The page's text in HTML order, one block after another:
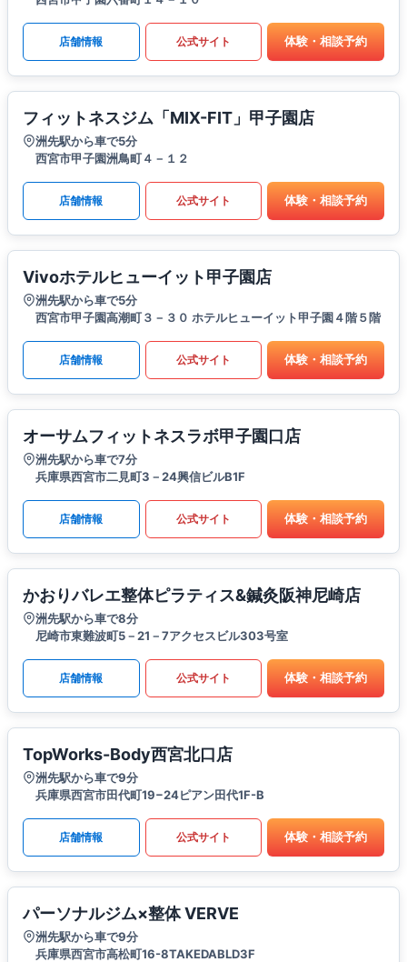
店舗情報 公式サイト 体験・相談予約
フィットネスジム「MIX-FIT」甲子園店
洲先駅から車で5分
西宮市甲子園洲鳥町４－１２
店舗情報 公式サイト 体験・相談予約
Vivoホテルヒューイット甲子園店
洲先駅から車で5分
西宮市甲子園高潮町３－３０ ホテルヒューイット甲子園４階５階
店舗情報 公式サイト 体験・相談予約
オーサムフィットネスラボ甲子園口店
洲先駅から車で7分
兵庫県西宮市二見町3－24興信ビルB1F
店舗情報 公式サイト 体験・相談予約
かおりバレエ整体ピラティス&鍼灸阪神尼崎店
洲先駅から車で8分
尼崎市東難波町5－21－7アクセスビル303号室
店舗情報 公式サイト 体験・相談予約
TopWorks-Body西宮北口店
洲先駅から車で9分
兵庫県西宮市田代町19−24ピアン田代1F-B
店舗情報 公式サイト 体験・相談予約
パーソナルジム×整体 VERVE
洲先駅から車で9分
兵庫県西宮市高松町16-8TAKEDABLD3F